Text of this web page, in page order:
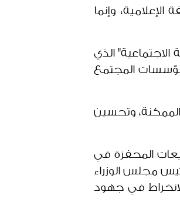
وإنما
الذي
المجتمع
وتحسين
المحفزة في
مجلس الوزراء
في جهود